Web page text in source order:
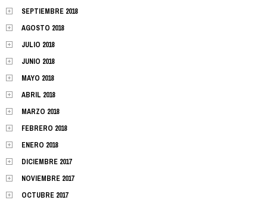
SEPTIEMBRE 2018
AGOSTO 2018
JULIO 2018
JUNIO 2018
MAYO 2018
ABRIL 2018
MARZO 2018
FEBRERO 2018
ENERO 2018
DICIEMBRE 2017
NOVIEMBRE 2017
OCTUBRE 2017